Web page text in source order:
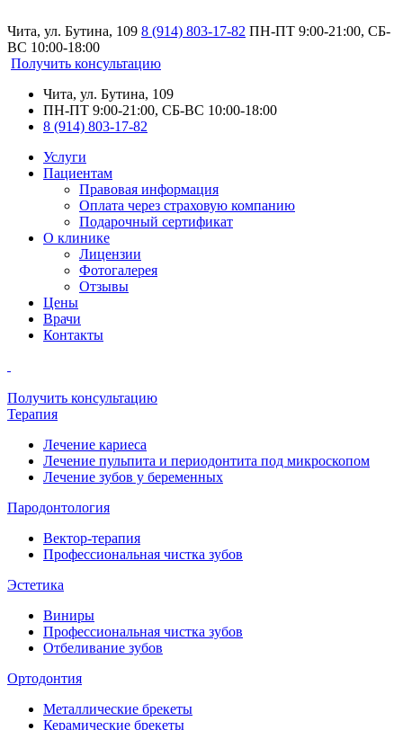
Чита, ул. Бутина, 109 8 (914) 803-17-82 ПН-ПТ 9:00-21:00, СБ-
ВС 10:00-18:00
Получить консультацию
Чита, ул. Бутина, 109
ПН-ПТ 9:00-21:00, СБ-ВС 10:00-18:00
8 (914) 803-17-82
Услуги
Пациентам
Правовая информация
Оплата через страховую компанию
Подарочный сертификат
О клинике
Лицензии
Фотогалерея
Отзывы
Цены
Врачи
Контакты
Получить консультацию
Терапия
Лечение кариеса
Лечение пульпита и периодонтита под микроскопом
Лечение зубов у беременных
Пародонтология
Вектор-терапия
Профессиональная чистка зубов
Эстетика
Виниры
Профессиональная чистка зубов
Отбеливание зубов
Ортодонтия
Металлические брекеты
Керамические брекеты